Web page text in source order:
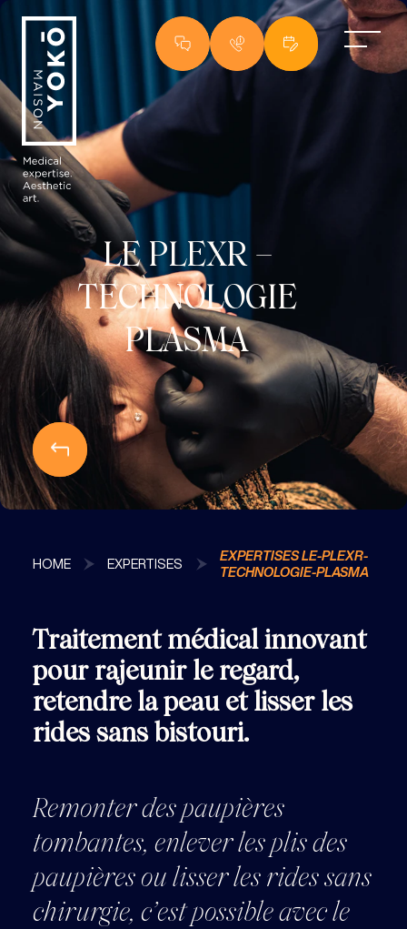
Centre esthétique à Lyon : centre de médecine esthétique et centre laser
HOME EXPERTISES
EXPERTISES LE-PLEXR-
TECHNOLOGIE-PLASMA
LE PLEXR –
TECHNOLOGIE
PLASMA
Traitement médical innovant
pour rajeunir le regard,
retendre la peau et lisser les
rides sans bistouri.
Remonter des paupières
tombantes, enlever les plis des
paupières ou lisser les rides sans
chirurgie, c’est possible avec le